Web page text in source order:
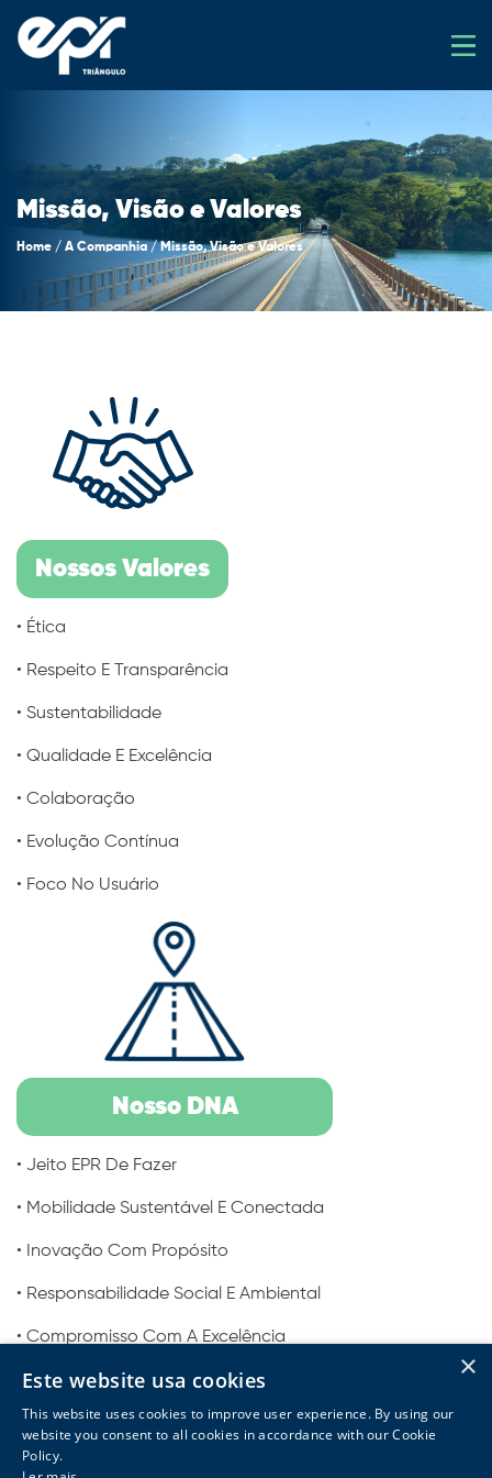
Missão, Visão e Valores
Home / A Companhia /Missão, Visão e Valores
Nossos Valores
• Ética
• Respeito E Transparência
• Sustentabilidade
• Qualidade E Excelência
• Colaboração
• Evolução Contínua
• Foco No Usuário
Nosso DNA
• Jeito EPR De Fazer
• Mobilidade Sustentável E Conectada
• Inovação Com Propósito
• Responsabilidade Social E Ambiental
• Compromisso Com A Excelência
• Comprometimento Com A Segurança ×
Este website usa cookies
This website uses cookies to improve user experience. By using our
website you consent to all cookies in accordance with our Cookie
Policy.